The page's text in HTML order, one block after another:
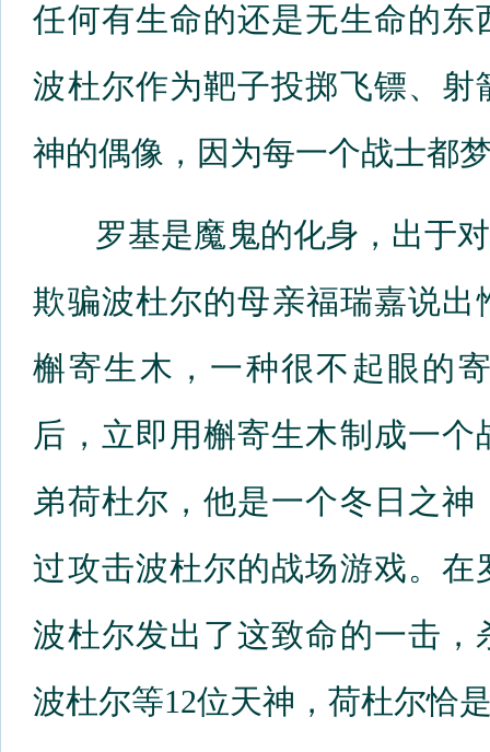
任何有生命的还是无生命的
波杜尔作为靶子投掷飞镖、
神的偶像，因为每一个战士都
罗基是魔鬼的化身，出于对
欺骗波杜尔的母亲福瑞嘉说
槲寄生木，一种很不起眼的
后，立即用槲寄生木制成一
弟荷杜尔，他是一个冬日之
过攻击波杜尔的战场游戏。
波杜尔发出了这致命的一击
波杜尔等12位天神，荷杜尔恰